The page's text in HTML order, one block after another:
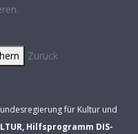
Zurück
für Kultur und
Hilfsprogramm DIS-